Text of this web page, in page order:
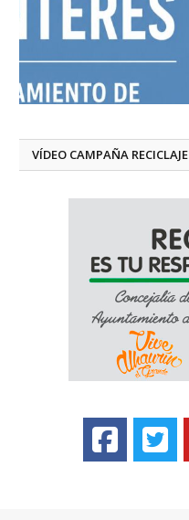
VÍDEO CAMPAÑA RECICLAJE